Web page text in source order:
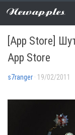
Newapples
НОВОСТИ
[App Store]
App Store
s7ranger · 19/02/2011